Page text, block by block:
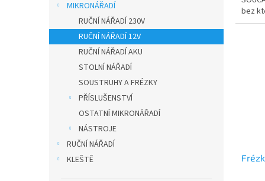
MIKRONÁŘADÍ
RUČNÍ NÁŘADÍ 230V
RUČNÍ NÁŘADÍ 12V
RUČNÍ NÁŘADÍ AKU
STOLNÍ NÁŘADÍ
SOUSTRUHY A FRÉZKY
PŘÍSLUŠENSTVÍ
OSTATNÍ MIKRONÁŘADÍ
NÁSTROJE
RUČNÍ NÁŘADÍ
KLEŠTĚ
bez
mikro